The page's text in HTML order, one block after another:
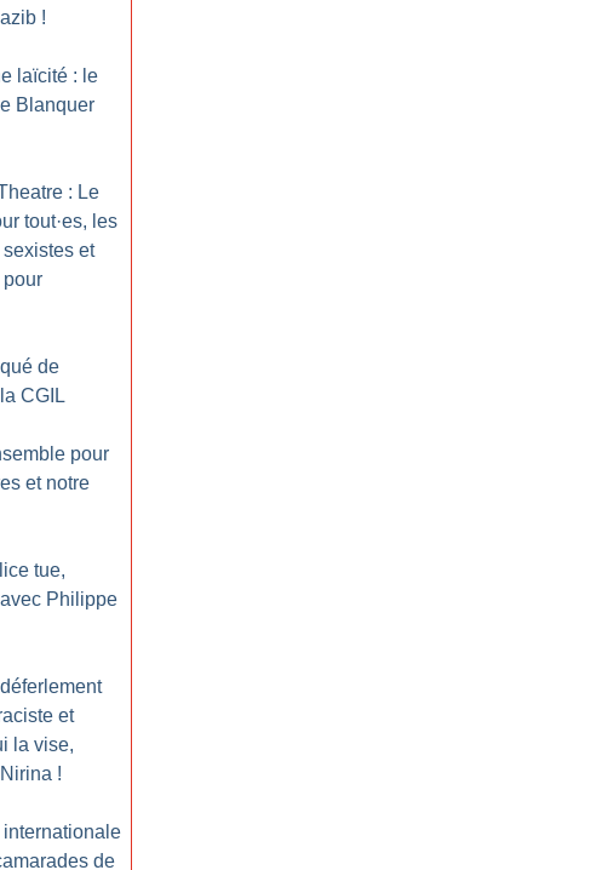
!
laïcité : le
Blanquer
: Le
tout·es, les
et
de
CGIL
pour
et notre
tue,
Philippe
et
la vise,
!
de